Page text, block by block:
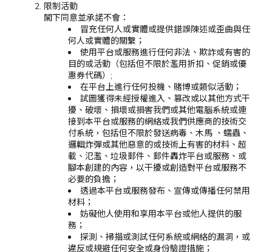
限制活動
閣下同意並承諾不會：
冒充任何人或實體或提供錯誤陳述或歪曲與任
何人或實體的關繫；
使用平台或服務進行任何非法、欺詐或有害的
目的或活動（包括但不限於濫用折扣、促銷或優
惠券代碼）;
在平台上進行任何投機、賭博或類似活動；
試圖獲得未經授權進入、篡改或以其他方式干
擾、破壞、損壞或損害我們或其他電腦系統或連
接到本平台或服務的網絡或我們供應商的技術交
付系統，包括但不限於發送病毒、木馬 、蠕蟲、
邏輯炸彈或其他惡意的或技術上有害的材料、超
載、氾濫、垃圾郵件、郵件轟炸平台或服務、或
腳本創建的內容，以干擾或創造對平台或服務不
必要的負擔；
透過本平台或服務發布、宣傳或傳播任何禁用
材料；
妨礙他人使用和享用本平台或他人提供的服
務；
探測、掃描或測試任何系統或網絡的漏洞，或
違反或規避任何安全或身份驗證措施；